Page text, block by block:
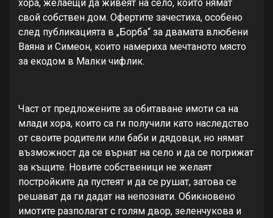
хора, желаещи да живеят на село, които нямат
свой собствен дом. Офертите зачестиха, особено
след публикацията в „Борба“ за двамата влюбени
Ваяна и Симеон, които намериха мечтаното място
за екодом в Малки чифлик.
Част от предложените за обитаване имоти са на
млади хора, които са ги получили като наследство
от своите родители или баби и дядовци, но нямат
възможност да се върнат на село и да се погрижат
за къщите. Новите собственици не желаят
постройките да пустеят и да се рушат, затова се
решават да ги дадат на непознати. Обикновено
имотите разполагат с голям двор, зеленчукова и